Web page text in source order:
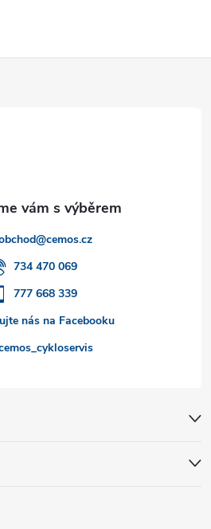
@cemos.cz
734 470 069
777 668 339
nás na Facebooku